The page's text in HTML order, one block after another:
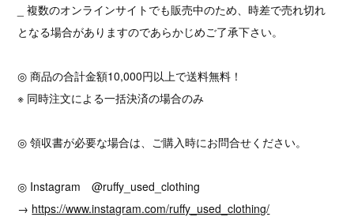
_ 複数のオンラインサイトでも販売中のため、時差で売れ切れ
となる場合がありますのであらかじめご了承下さい。
◎ 商品の合計金額10,000円以上で送料無料！
※ 同時注文による一括決済の場合のみ
◎ 領収書が必要な場合は、ご購入時にお問合せください。
◎ Instagram @ruffy_used_clothing
→ https://www.instagram.com/ruffy_used_clothing/